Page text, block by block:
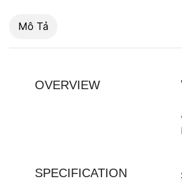
Mô Tả
OVERVIEW
SPECIFICATION